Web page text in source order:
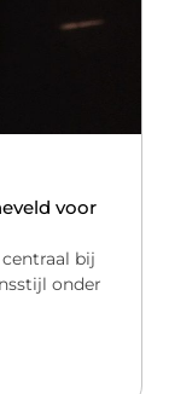
voor
bij
onder